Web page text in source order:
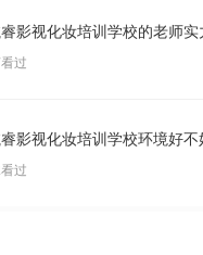
影视化妆培训学校的老师实
看过
影视化妆培训学校环境好不
看过